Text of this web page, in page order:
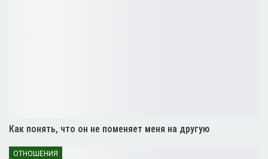
Как понять, что он не поменяет меня на другую
ОТНОШЕНИЯ